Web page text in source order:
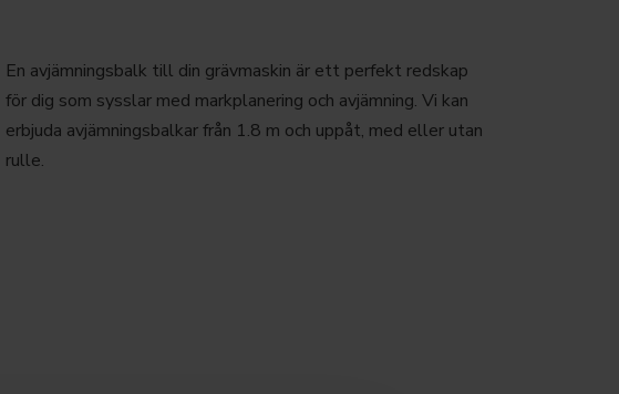
En avjämningsbalk till din grävmaskin är ett perfekt redskap
för dig som sysslar med markplanering och avjämning. Vi kan
erbjuda avjämningsbalkar från 1.8 m och uppåt, med eller utan
rulle.